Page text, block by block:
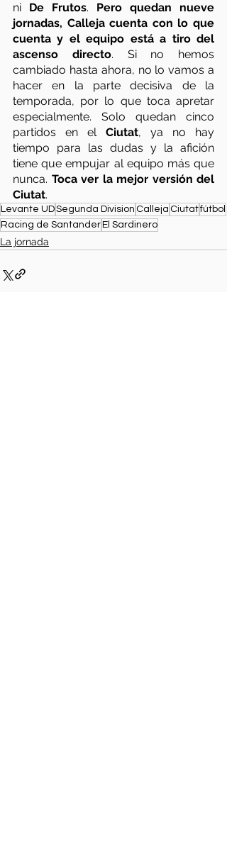
ni De Frutos. Pero quedan nueve
jornadas, Calleja cuenta con lo que
cuenta y el equipo está a tiro del
ascenso directo. Si no hemos
cambiado hasta ahora, no lo vamos a
hacer en la parte decisiva de la
temporada, por lo que toca apretar
especialmente. Solo quedan cinco
partidos en el Ciutat, ya no hay
tiempo para las dudas y la afición
tiene que empujar al equipo más que
nunca. Toca ver la mejor versión del
Ciutat.
Levante UDSegunda Division Calleja Ciutatfútbol
Racing de Santander El Sardinero
La jornada